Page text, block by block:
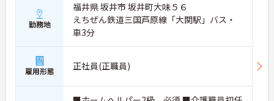
勤務地
福井県 坂井市 坂井町大味５６
えちぜん鉄道三国芦原線「大関駅」バス・
車3分
雇用形態 正社員(正職員)